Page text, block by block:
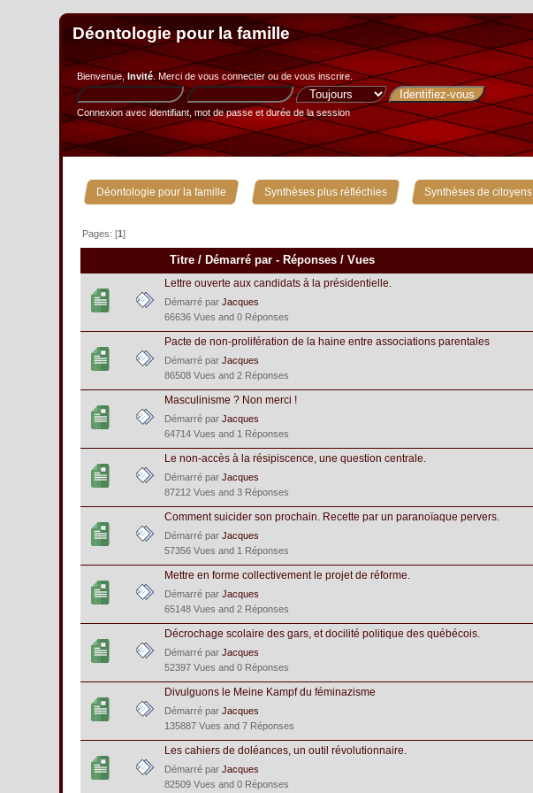
Déontologie pour la famille
Bienvenue,Invité. Merci devous connecterou devous inscrire.
Connexion avec identifiant, mot de passe et durée de la session
Déontologie pour la famille » Synthèses plus réfléchies » Synthèses de citoyens
Pages: [1]
Titre / Démarré par - Réponses /Vues
Lettre ouverte aux candidats à la présidentielle.
Démarré parJacques
66636 Vues and 0 Réponses
Pacte de non-prolifération de la haine entre associations parentales
Démarré parJacques
86508 Vues and 2 Réponses
Masculinisme ? Non merci !
Démarré parJacques
64714 Vues and 1 Réponses
Le non-accès à la résipiscence, une question centrale.
Démarré parJacques
87212 Vues and 3 Réponses
Comment suicider son prochain. Recette par un paranoïaque pervers.
Démarré parJacques
57356 Vues and 1 Réponses
Mettre en forme collectivement le projet de réforme.
Démarré parJacques
65148 Vues and 2 Réponses
Décrochage scolaire des gars, et docilité politique des québécois.
Démarré parJacques
52397 Vues and 0 Réponses
Divulguons le Meine Kampf du féminazisme
Démarré parJacques
135887 Vues and 7 Réponses
Les cahiers de doléances, un outil révolutionnaire.
Démarré parJacques
82509 Vues and 0 Réponses